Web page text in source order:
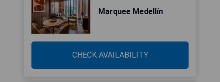
Marquee Medellín
CHECK AVAILABILITY